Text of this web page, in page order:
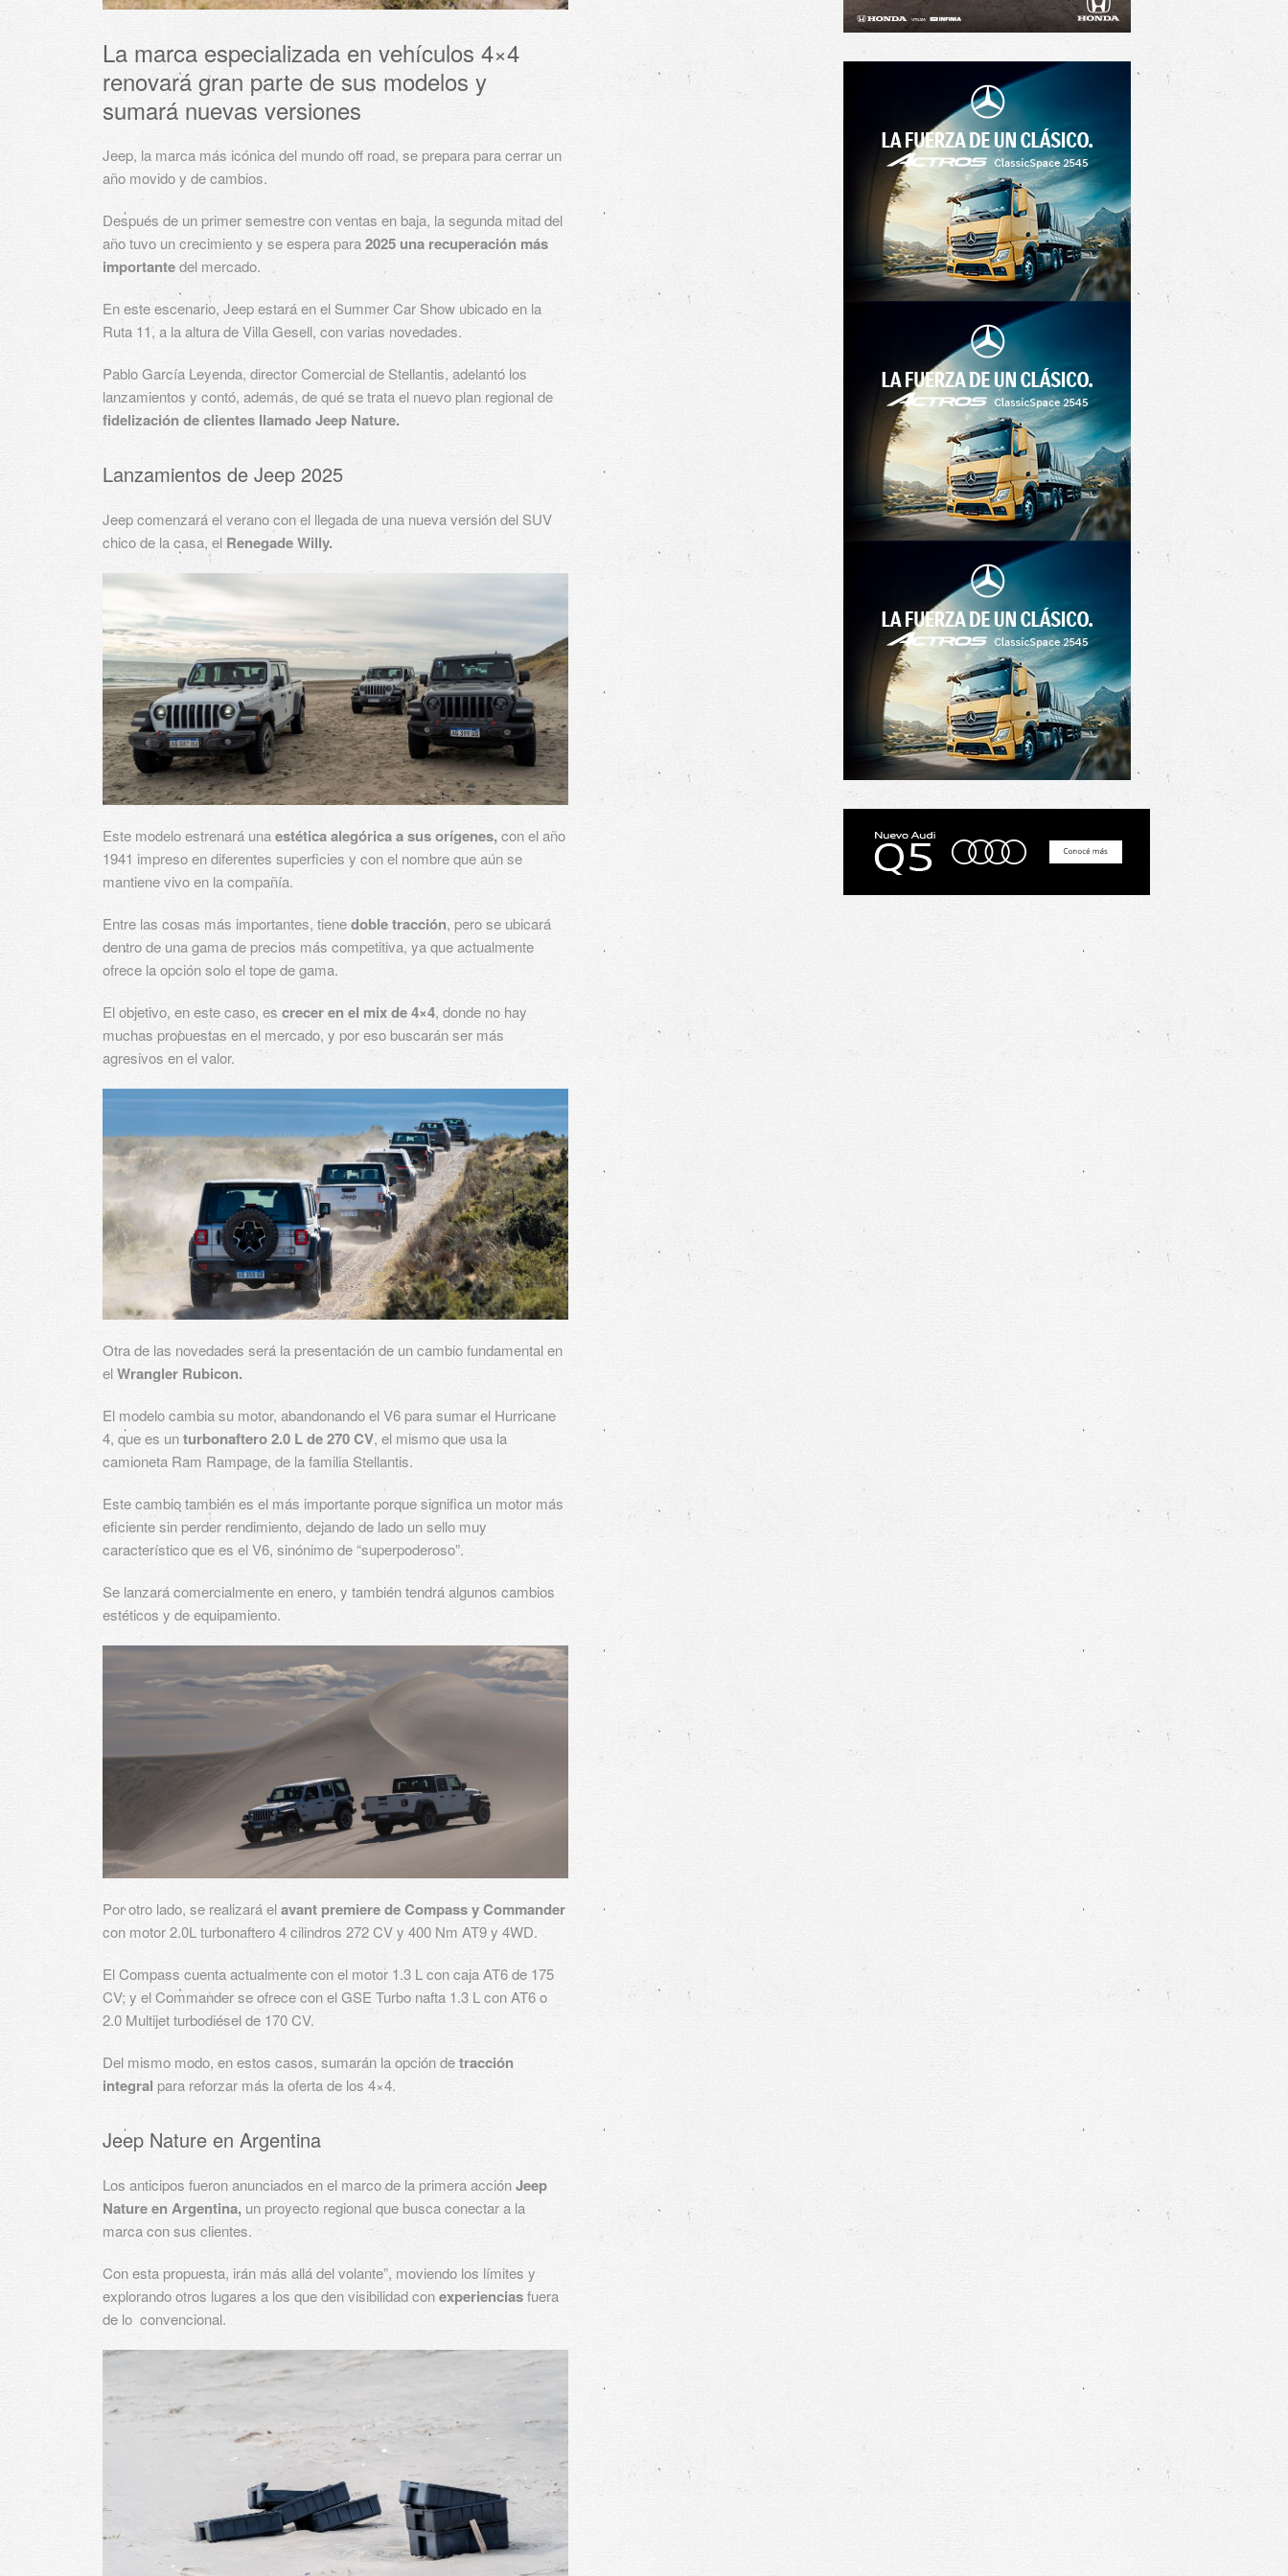
La marca especializada en vehículos 4×4
renovará gran parte de sus modelos y
sumará nuevas versiones
Jeep, la marca más icónica del mundo off road, se prepara para cerrar un
año movido y de cambios.
Después de un primer semestre con ventas en baja, la segunda mitad del
año tuvo un crecimiento y se espera para2025 una recuperación más
importantedel mercado.
En este escenario, Jeep estará en el Summer Car Show ubicado en la
Ruta 11, a la altura de Villa Gesell, con varias novedades.
Pablo García Leyenda, director Comercial de Stellantis, adelantó los
lanzamientos y contó, además, de qué se trata el nuevo plan regional de
fidelización de clientes llamado Jeep Nature.
Lanzamientos de Jeep 2025
Jeep comenzará el verano con el llegada de una nueva versión del SUV
chico de la casa, el Renegade Willy.
Este modelo estrenará unaestética alegórica a sus orígenes,con el año
1941 impreso en diferentes superficies y con el nombre que aún se
mantiene vivo en la compañía.
Entre las cosas más importantes, tienedoble tracción, pero se ubicará
dentro de una gama de precios más competitiva, ya que actualmente
ofrece la opción solo el tope de gama.
El objetivo, en este caso, es crecer en el mix de 4×4, donde no hay
muchas propuestas en el mercado, y por eso buscarán ser más
agresivos en el valor.
Otra de las novedades será la presentación de un cambio fundamental en
elWrangler Rubicon.
El modelo cambia su motor, abandonando el V6 para sumar el Hurricane
4, que es unturbonaftero 2.0 L de 270 CV, el mismo que usa la
camioneta Ram Rampage, de la familia Stellantis.
Este cambio también es el más importante porque significa un motor más
eficiente sin perder rendimiento, dejando de lado un sello muy
característico que es el V6, sinónimo de “superpoderoso”.
Se lanzará comercialmente en enero, y también tendrá algunos cambios
estéticos y de equipamiento.
Por otro lado, se realizará elavant premiere de Compass y Commander
con motor 2.0L turbonaftero 4 cilindros 272 CV y 400 Nm AT9 y 4WD.
El Compass cuenta actualmente con el motor 1.3 L con caja AT6 de 175
CV; y el Commander se ofrece con el GSE Turbo nafta 1.3 L con AT6 o
2.0 Multijet turbodiésel de 170 CV.
Del mismo modo, en estos casos, sumarán la opción detracción
integral para reforzar más la oferta de los 4×4.
Jeep Nature en Argentina
Los anticipos fueron anunciados en el marco de la primera acciónJeep
Nature en Argentina, un proyecto regional que busca conectar a la
marca con sus clientes.
Con esta propuesta, irán más allá del volante”, moviendo los límites y
explorando otros lugares a los que den visibilidad conexperienciasfuera
de lo convencional.